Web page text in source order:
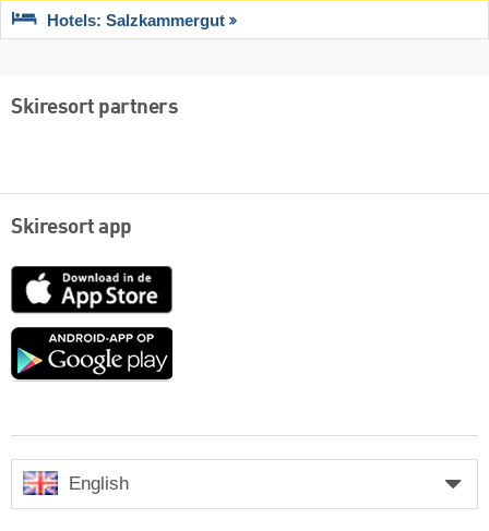
Hotels: Salzkammergut
Skiresort partners
Skiresort app
App
Google
English